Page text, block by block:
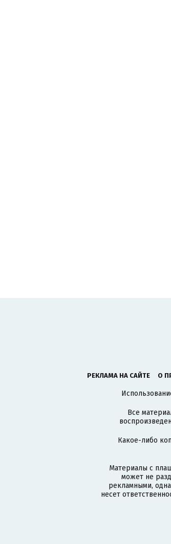
РЕКЛАМА НА САЙТЕ О
Все
Какое-либо
Материалы с
может не
рекламными,
несет